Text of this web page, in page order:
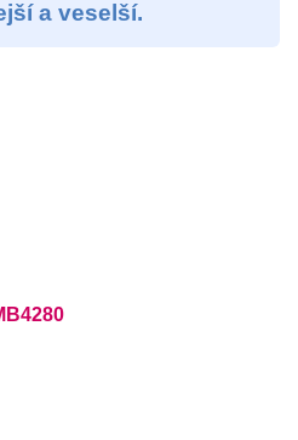
a veselší.